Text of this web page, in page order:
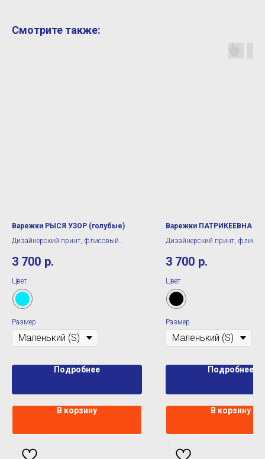
Смотрите также:
Варежки РЫСЯ УЗОР (голубые)
Дизайнерский принт, флисовый
3 700 р.
Цвет
Размер
Подробнее
В корзину
Варежки ПАТРИКЕЕВНА
Дизайнерский принт,
3 700 р.
Цвет
Размер
Подробнее
В корзину